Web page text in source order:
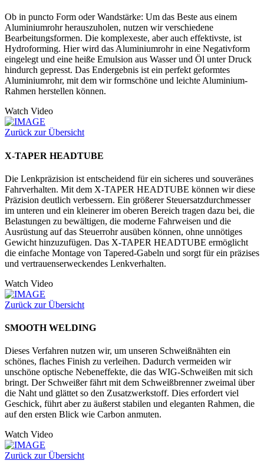
Ob in puncto Form oder Wandstärke: Um das Beste aus einem
Aluminiumrohr herauszuholen, nutzen wir verschiedene
Bearbeitungsformen. Die komplexeste, aber auch effektivste, ist
Hydroforming. Hier wird das Aluminiumrohr in eine Negativform
eingelegt und eine heiße Emulsion aus Wasser und Öl unter Druck
hindurch gepresst. Das Endergebnis ist ein perfekt geformtes
Aluminiumrohr, mit dem wir formschöne und leichte Aluminium-
Rahmen herstellen können.
Watch Video
Zurück zur Übersicht
X-TAPER HEADTUBE
Die Lenkpräzision ist entscheidend für ein sicheres und souveränes
Fahrverhalten. Mit dem X-TAPER HEADTUBE können wir diese
Präzision deutlich verbessern. Ein größerer Steuersatzdurchmesser
im unteren und ein kleinerer im oberen Bereich tragen dazu bei, die
Belastungen zu bewältigen, die moderne Fahrweisen und die
Ausrüstung auf das Steuerrohr ausüben können, ohne unnötiges
Gewicht hinzuzufügen. Das X-TAPER HEADTUBE ermöglicht
die einfache Montage von Tapered-Gabeln und sorgt für ein präzises
und vertrauenserweckendes Lenkverhalten.
Watch Video
Zurück zur Übersicht
SMOOTH WELDING
Dieses Verfahren nutzen wir, um unseren Schweißnähten ein
schönes, flaches Finish zu verleihen. Dadurch vermeiden wir
unschöne optische Nebeneffekte, die das WIG-Schweißen mit sich
bringt. Der Schweißer fährt mit dem Schweißbrenner zweimal über
die Naht und glättet so den Zusatzwerkstoff. Dies erfordert viel
Geschick, führt aber zu äußerst stabilen und eleganten Rahmen, die
auf den ersten Blick wie Carbon anmuten.
Watch Video
Zurück zur Übersicht